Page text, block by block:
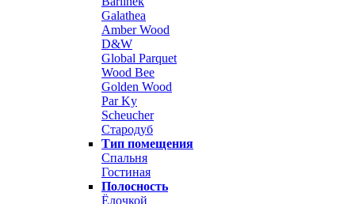
Galathea
Amber Wood
D&W
Global Parquet
Wood Bee
Golden Wood
Par Ky
Scheucher
Стародуб
Тип помещения
Спальня
Гостиная
Полосность
Ёлочкой